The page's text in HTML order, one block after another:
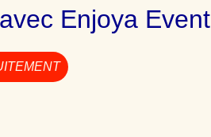
Enjoya Event